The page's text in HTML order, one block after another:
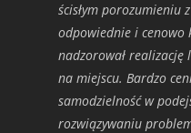
ścisłym porozumieniu
odpowiednie i
nadzorował realizację
na miejscu. Bardzo
samodzielność w
rozwiązywaniu